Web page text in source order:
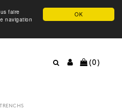
OK
faire
navigation
(0)